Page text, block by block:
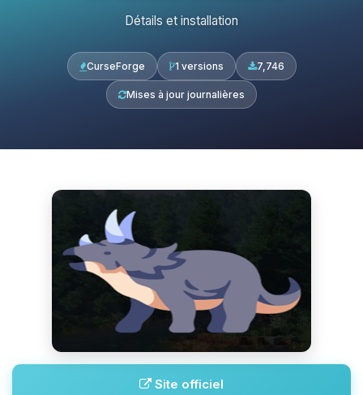
Détails et installation
CurseForge 1 versions 7,746
Mises à jour journalières
Site officiel